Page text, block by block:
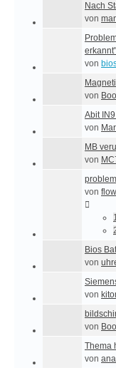
Nach
von
erkannt"
von
von
Abit
von
MB
von
von
Bios
von
von
von
Thema
von